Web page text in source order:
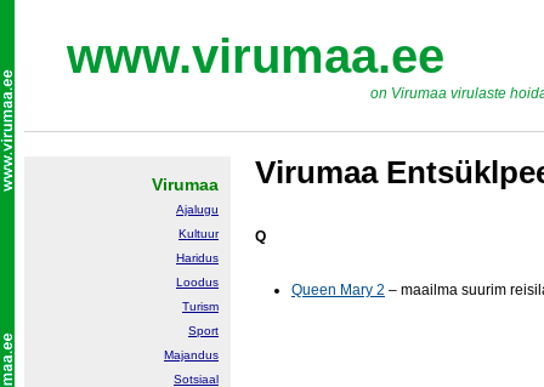
www.virumaa.ee
on Virumaa virulaste
Virumaa
Q
Queen Mary 2 – maailma suurim
Virumaa
Ajalugu
Kultuur
Haridus
Loodus
Turism
Sport
Majandus
Sotsiaal